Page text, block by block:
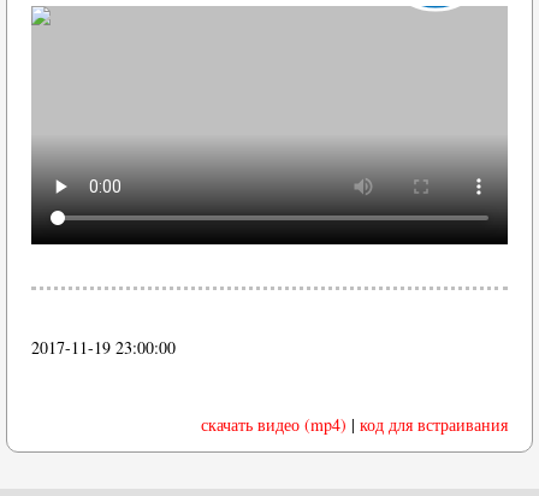
2017-11-19 23:00:00
скачать видео (mp4) | код для встраивания